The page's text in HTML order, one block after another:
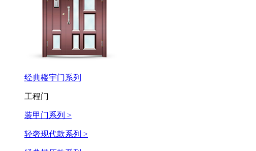
经典楼宇门系列
工程门
装甲门系列 >
轻奢现代款系列 >